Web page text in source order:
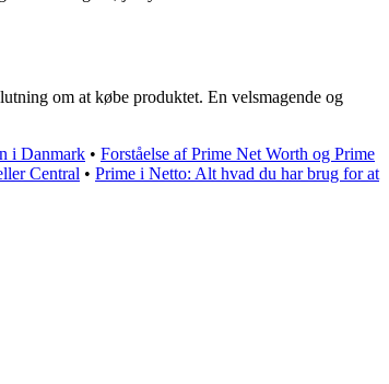
om at købe produktet. En velsmagende og
i Danmark • Forståelse af Prime Net Worth og Prime
Central • Prime i Netto: Alt hvad du har brug for at